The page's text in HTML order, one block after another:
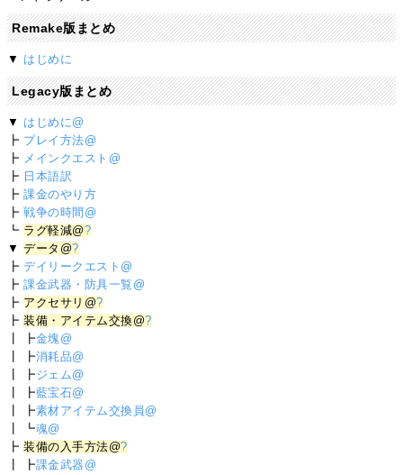
Remake版まとめ
▼ はじめに
Legacy版まとめ
▼ はじめに@
┣ プレイ方法@
┣ メインクエスト@
┣ 日本語訳
┣課金のやり方
┣戦争の時間@
┗ ラグ軽減@?
▼データ@?
┣デイリークエスト@
┣課金武器・防具一覧@
┣ アクセサリ@?
┣装備・アイテム交換@?
┃ ┣金塊@
┃ ┣消耗品@
┃ ┣ジェム@
┃ ┣藍宝石@
┃ ┣素材アイテム交換員@
┃ ┗魂@
┣装備の入手方法@?
┃ ┣課金武器@